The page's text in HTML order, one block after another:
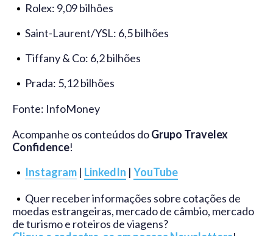
Rolex: 9,09 bilhões
Saint-Laurent/YSL: 6,5 bilhões
Tiffany & Co: 6,2 bilhões
Prada: 5,12 bilhões
Fonte: InfoMoney
Acompanhe os conteúdos doGrupo Travelex
Confidence!
Instagram | LinkedIn | YouTube
Quer receber informações sobre cotações de
moedas estrangeiras, mercado de câmbio, mercado
de turismo e roteiros de viagens?